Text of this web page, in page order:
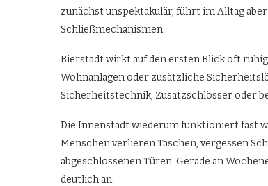
zunächst unspektakulär, führt im Alltag
Schließmechanismen.
Bierstadt wirkt auf den ersten Blick oft
Wohnanlagen oder zusätzliche
Sicherheitstechnik, Zusatzschlösser oder
Die Innenstadt wiederum funktioniert fast
Menschen verlieren Taschen, vergessen
abgeschlossenen Türen. Gerade an
deutlich an.